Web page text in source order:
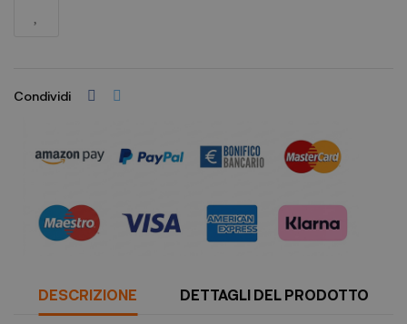
Condividi
DESCRIZIONE DETTAGLI DEL PRODOTTO